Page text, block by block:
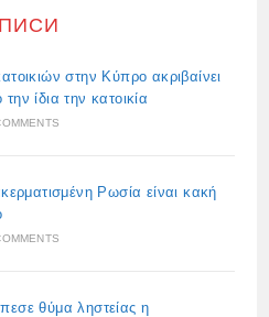
στην Κύπρο ακριβαίνει
ίδια την κατοικία
Ρωσία είναι κακή
θύμα ληστείας η